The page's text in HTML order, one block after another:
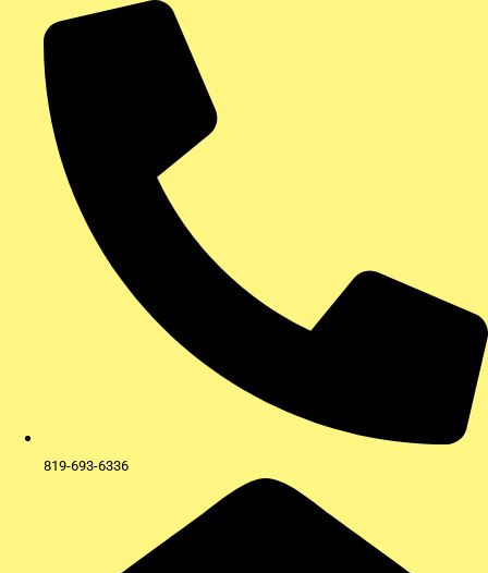
contenu
819-693-6336